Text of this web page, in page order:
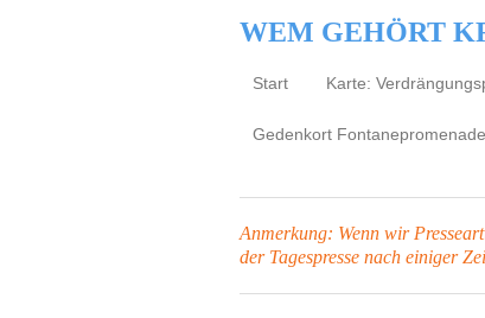
WEM GEHÖRT
Start Karte:
Gedenkort
Anmerkung: Wenn wir
der Tagespresse nach einiger